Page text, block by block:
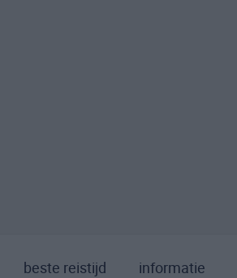
beste reistijd informatie